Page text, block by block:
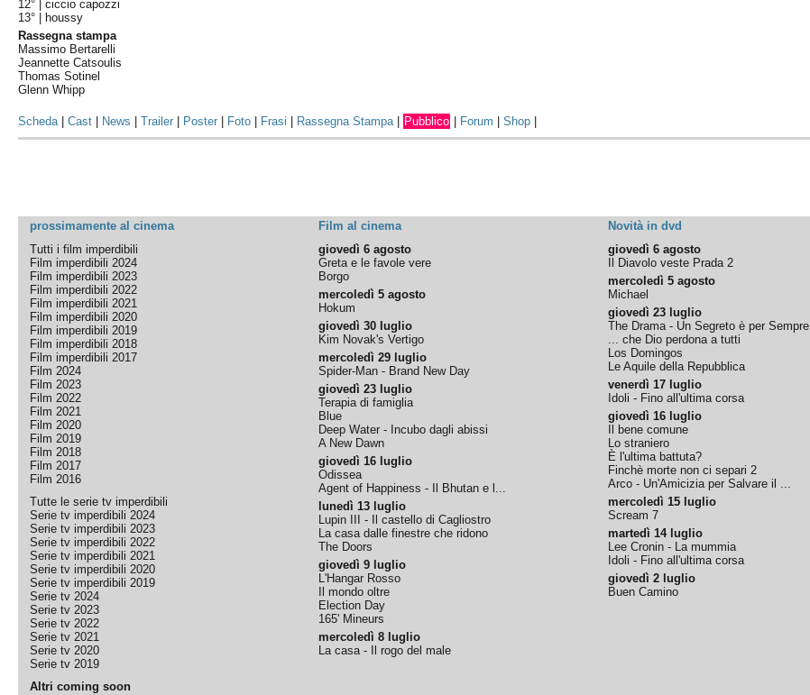
12° |ciccio capozzi
13° |
houssy
Rassegna stampa
Massimo Bertarelli
Jeannette Catsoulis
Thomas Sotinel
Glenn Whipp
Scheda|Cast News |Trailer Poster Foto Frasi Rassegna Stampa| Pubblico Forum |Shop
prossimamente al cinema Film al cinema Novità in dvd
Tutti i film imperdibili
Film imperdibili 2024
Film imperdibili 2023
Film imperdibili 2022
Film imperdibili 2021
Film imperdibili 2020
Film imperdibili 2019
Film imperdibili 2018
Film imperdibili 2017
Film 2024
Film 2023
Film 2022
Film 2021
Film 2020
Film 2019
Film 2018
Film 2017
Film 2016
Tutte le serie tv imperdibili
Serie tv imperdibili 2024
Serie tv imperdibili 2023
Serie tv imperdibili 2022
Serie tv imperdibili 2021
Serie tv imperdibili 2020
Serie tv imperdibili 2019
Serie tv 2024
Serie tv 2023
Serie tv 2022
Serie tv 2021
Serie tv 2020
Serie tv 2019
Altri coming soon
giovedì 6 agosto
Greta e le favole vere
Borgo
mercoledì 5 agosto
Hokum
giovedì 30 luglio
Kim Novak's Vertigo
mercoledì 29 luglio
Spider-Man - Brand New Day
giovedì 23 luglio
Terapia di famiglia
Blue
Deep Water - Incubo dagli abissi
A New Dawn
giovedì 16 luglio
Odissea
Agent of Happiness - Il Bhutan e l...
lunedì 13 luglio
Lupin III - Il castello di Cagliostro
La casa dalle finestre che ridono
The Doors
giovedì 9 luglio
L'Hangar Rosso
Il mondo oltre
Election Day
165' Mineurs
mercoledì 8 luglio
La casa - Il rogo del male
giovedì 6 agosto
Il Diavolo veste Prada 2
mercoledì 5 agosto
Michael
giovedì 23 luglio
The Drama - Un Segreto è per Sempre
... che Dio perdona a tutti
Los Domingos
Le Aquile della Repubblica
venerdì 17 luglio
Idoli - Fino all'ultima corsa
giovedì 16 luglio
Il bene comune
Lo straniero
È l'ultima battuta?
Finchè morte non ci separi 2
Arco - Un'Amicizia per Salvare il ...
mercoledì 15 luglio
Scream 7
martedì 14 luglio
Lee Cronin - La mummia
Idoli - Fino all'ultima corsa
giovedì 2 luglio
Buen Camino